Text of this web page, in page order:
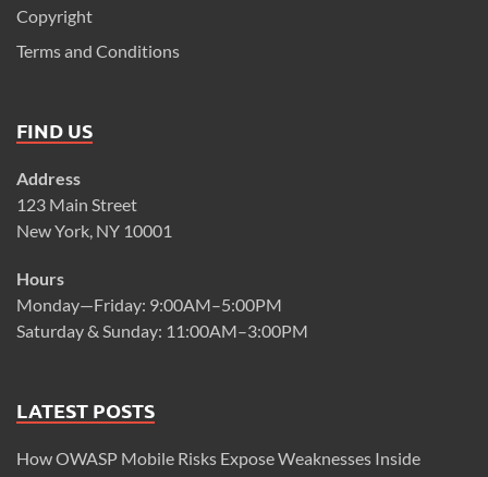
Copyright
Terms and Conditions
FIND US
Address
123 Main Street
New York, NY 10001
Hours
Monday—Friday: 9:00AM–5:00PM
Saturday & Sunday: 11:00AM–3:00PM
LATEST POSTS
How OWASP Mobile Risks Expose Weaknesses Inside